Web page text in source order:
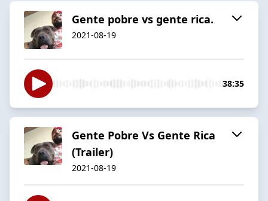
Gente pobre vs gente rica.
2021-08-19
38:35
Gente Pobre Vs Gente Rica
(Trailer)
2021-08-19